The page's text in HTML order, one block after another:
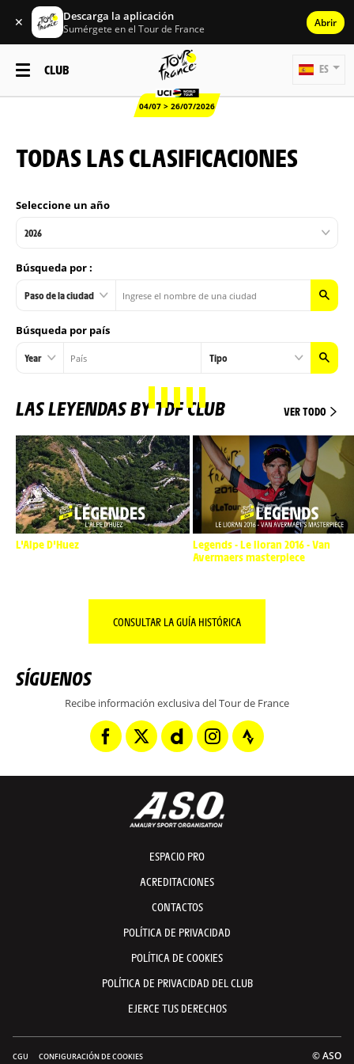
✕ Descarga la aplicación
Sumérgete en el Tour de France Abrir
CLUB
04/07 > 26/07/2026
ES
TODAS LAS CLASIFICACIONES
Seleccione un año
2026
Búsqueda por :
Paso de la ciudad
Búsqueda por país
Year Tipo
LAS LEYENDAS BY TDF CLUB VER TODO
L'Alpe D'Huez
Legends - Le lioran 2016 - Van
Avermaers masterpiece
CONSULTAR LA GUÍA HISTÓRICA
SÍGUENOS
Recibe información exclusiva del Tour de France
ESPACIO PRO
ACREDITACIONES
CONTACTOS
POLÍTICA DE PRIVACIDAD
POLÍTICA DE COOKIES
POLÍTICA DE PRIVACIDAD DEL CLUB
EJERCE TUS DERECHOS
CGU CONFIGURACIÓN DE COOKIES © ASO